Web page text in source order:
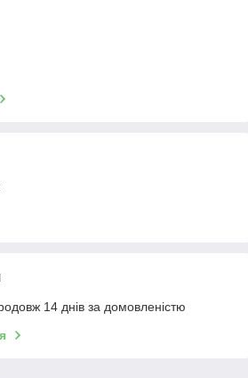
14 днів за домовленістю